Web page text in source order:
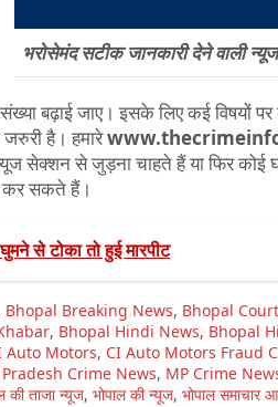
भरोसेमंद सटीक जानकारी देने वाली
बढ़ाई जाए। इसके लिए कई विषयों
है। हमारे
सेक्शन से जुड़ना चाहते हैं या फिर कोई
कर सकते हैं।
से टोका तो हुई मारपीट
Bhopal Breaking News, Bhopal
, Bhopal Hindi News, Bhopal
Auto Motors, CI Auto Motors Fraud
Crime News, MP Crime
की ताजा न्यूज, भोपाल की न्यूज, भोपाल समाचार